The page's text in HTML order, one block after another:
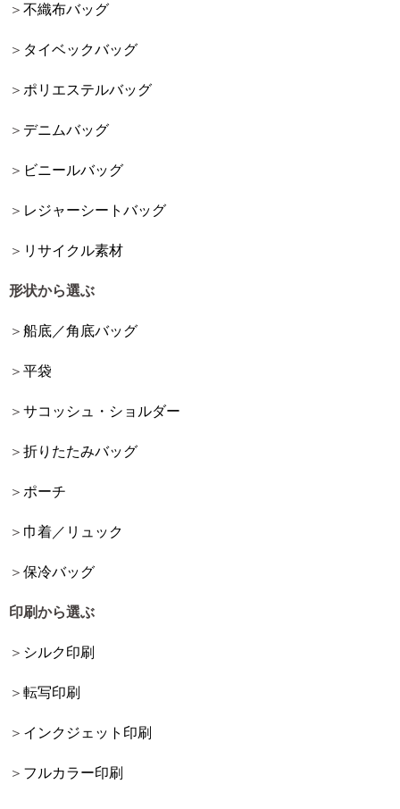
不織布バッグ
タイベックバッグ
ポリエステルバッグ
デニムバッグ
ビニールバッグ
レジャーシートバッグ
リサイクル素材
形状から選ぶ
船底／角底バッグ
平袋
サコッシュ・ショルダー
折りたたみバッグ
ポーチ
巾着／リュック
保冷バッグ
印刷から選ぶ
シルク印刷
転写印刷
インクジェット印刷
フルカラー印刷